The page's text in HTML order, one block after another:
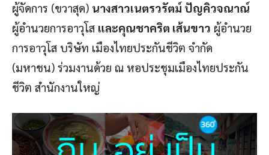
ผู้จัดการ (ขวาสุด) นางสาวเนตรวรัตม์ ปัญคิวจณาณ์
ผู้อำนวยการอาวุโส และคุณชาคริต เส้นขาว ผู้อำนวย
การอาวุโส บริษัท เมืองไทยประกันชีวิต จำกัด
(มหาชน) ร่วมงานด้วย ณ หอประชุมเมืองไทยประกัน
ชีวิต สำนักงานใหญ่